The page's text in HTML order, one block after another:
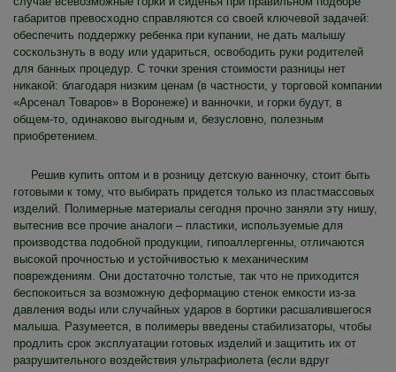
габаритов превосходно справляются со своей ключевой задачей:
обеспечить поддержку ребенка при купании, не дать малышу
соскользнуть в воду или удариться, освободить руки родителей
для банных процедур. С точки зрения стоимости разницы нет
никакой: благодаря низким ценам (в частности, у торговой компании
«Арсенал Товаров» в Воронеже) и ванночки, и горки будут, в
общем-то, одинаково выгодным и, безусловно, полезным
приобретением.
Решив купить оптом и в розницу детскую ванночку, стоит быть
готовыми к тому, что выбирать придется только из пластмассовых
изделий. Полимерные материалы сегодня прочно заняли эту нишу,
вытеснив все прочие аналоги – пластики, используемые для
производства подобной продукции, гипоаллергенны, отличаются
высокой прочностью и устойчивостью к механическим
повреждениям. Они достаточно толстые, так что не приходится
беспокоиться за возможную деформацию стенок емкости из-за
давления воды или случайных ударов в бортики расшалившегося
малыша. Разумеется, в полимеры введены стабилизаторы, чтобы
продлить срок эксплуатации готовых изделий и защитить их от
разрушительного воздействия ультрафиолета (если вдруг